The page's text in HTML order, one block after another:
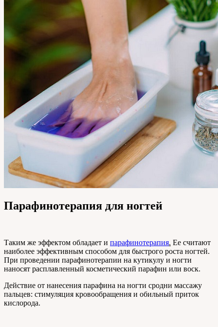
Парафинотерапия для ногтей
Таким же эффектом обладает и парафинотерапия. Ее считают
наиболее эффективным способом для быстрого роста ногтей.
При проведении парафинотерапии на кутикулу и ногти
наносят расплавленный косметический парафин или воск.
Действие от нанесения парафина на ногти сродни массажу
пальцев: стимуляция кровообращения и обильный приток
кислорода.